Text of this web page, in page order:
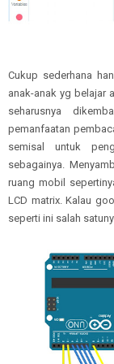
Cukup sederhana
anak-anak yg belajar
seharusnya
pemanfaatan
semisal untuk
sebagainya.
ruang mobil
LCD matrix. Kalau
seperti ini salah